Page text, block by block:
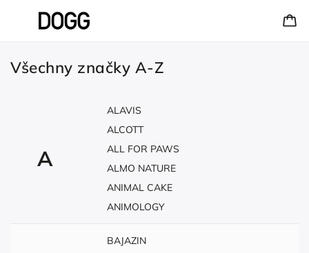
Všechny značky A-Z
A
ALAVIS
ALCOTT
ALL FOR PAWS
ALMO NATURE
ANIMAL CAKE
ANIMOLOGY
BAJAZIN